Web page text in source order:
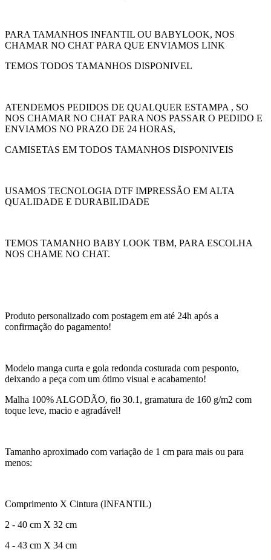
PARA TAMANHOS INFANTIL OU BABYLOOK, NOS
CHAMAR NO CHAT PARA QUE ENVIAMOS LINK
TEMOS TODOS TAMANHOS DISPONIVEL
ATENDEMOS PEDIDOS DE QUALQUER ESTAMPA , SO
NOS CHAMAR NO CHAT PARA NOS PASSAR O PEDIDO E
ENVIAMOS NO PRAZO DE 24 HORAS,
CAMISETAS EM TODOS TAMANHOS DISPONIVEIS
USAMOS TECNOLOGIA DTF IMPRESSÃO EM ALTA
QUALIDADE E DURABILIDADE
TEMOS TAMANHO BABY LOOK TBM, PARA ESCOLHA
NOS CHAME NO CHAT.
Produto personalizado com postagem em até 24h após a
confirmação do pagamento!
Modelo manga curta e gola redonda costurada com pesponto,
deixando a peça com um ótimo visual e acabamento!
Malha 100% ALGODÃO, fio 30.1, gramatura de 160 g/m2 com
toque leve, macio e agradável!
Tamanho aproximado com variação de 1 cm para mais ou para
menos:
Comprimento X Cintura (INFANTIL)
2 - 40 cm X 32 cm
4 - 43 cm X 34 cm